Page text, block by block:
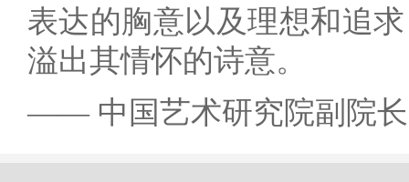
表达的胸意以及理想和追
溢出其情怀的诗意。
—— 中国艺术研究院副院